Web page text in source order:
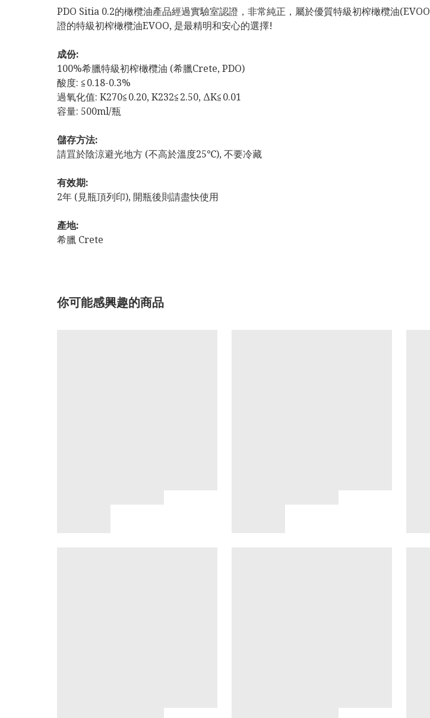
PDO Sitia 0.2的橄欖油產品經過實驗室認證，非常純正，屬於優質特級初榨橄欖油
證的特級初榨橄欖油EVOO, 是最精明和安心的選擇!
成份:
100%希臘特級初榨橄欖油 (希臘Crete, PDO)
酸度: ≦0.18-0.3%
過氧化值: K270≦0.20, K232≦2.50, ΔK≦0.01
容量: 500ml/瓶
儲存方法:
請罝於陰涼避光地方 (不高於溫度25℃), 不要冷藏
有效期:
2年 (見瓶頂列印), 開瓶後則請盡快使用
產地:
希臘 Crete
你可能感興趣的商品